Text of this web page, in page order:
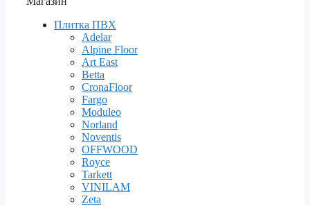
Плитка ПВХ
Adelar
Alpine Floor
Art East
Betta
CronaFloor
Fargo
Moduleo
Norland
Noventis
OFFWOOD
Royce
Tarkett
VINILAM
Zeta